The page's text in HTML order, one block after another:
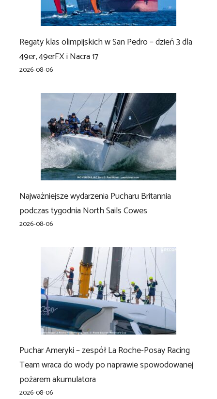
Regaty klas olimpijskich w San Pedro – dzień 3 dla
49er, 49erFX i Nacra 17
2026-08-06
Najważniejsze wydarzenia Pucharu Britannia
podczas tygodnia North Sails Cowes
2026-08-06
Puchar Ameryki – zespół La Roche-Posay Racing
Team wraca do wody po naprawie spowodowanej
pożarem akumulatora
2026-08-06